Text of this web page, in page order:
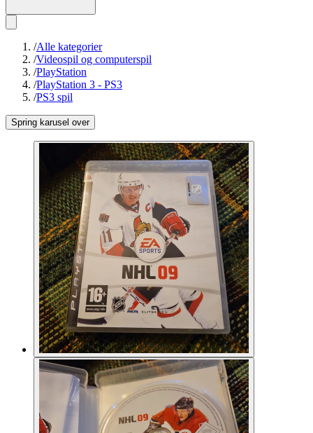
/Alle kategorier
/Videospil og computerspil
/PlayStation
/PlayStation 3 - PS3
/PS3 spil
Spring karusel over